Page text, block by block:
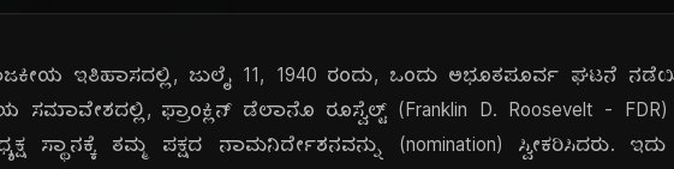
ಇತಿಹಾಸದಲ್ಲಿ, ಜುಲೈ 11, 1940 ರಂದು, ಒಂದು ಅಭೂತಪೂರ್ವ ಘಟನೆ
ಸಮಾವೇಶದಲ್ಲಿ, ಫ್ರಾಂಕ್ಲಿನ್ ಡೆಲಾನೊ ರೂಸ್ವೆಲ್ಟ್ (Franklin D. Roosevelt -
ಸ್ಥಾನಕ್ಕೆ ತಮ್ಮ ಪಕ್ಷದ ನಾಮನಿರ್ದೇಶನವನ್ನು (nomination) ಸ್ವೀಕರಿಸಿದರು.